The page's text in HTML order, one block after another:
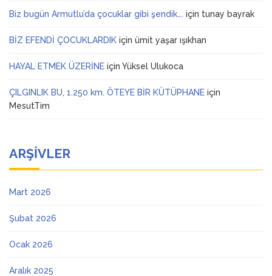
Biz bugün Armutlu’da çocuklar gibi şendik…. için tunay bayrak
BİZ EFENDİ ÇOCUKLARDIK için ümit yaşar ışıkhan
HAYAL ETMEK ÜZERİNE için Yüksel Ulukoca
ÇILGINLIK BU, 1.250 km. ÖTEYE BİR KÜTÜPHANE için
MesutTim
ARŞIVLER
Mart 2026
Şubat 2026
Ocak 2026
Aralık 2025